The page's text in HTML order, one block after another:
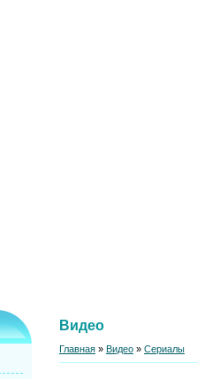
Видео
Главная » Видео » Сериалы